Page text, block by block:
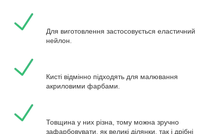
Для виготовлення застосовується еластичний
нейлон.
Кисті відмінно підходять для малювання
акриловими фарбами.
Товщина у них різна, тому можна зручно
зафарбовувати, як великі ділянки, так і дрібні